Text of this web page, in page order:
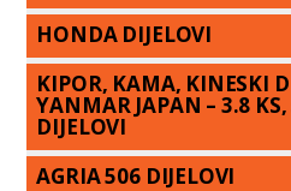
HONDA DIJELOVI
KIPOR, KAMA, KINESKI
YANMAR JAPAN – 3.8 KS,
DIJELOVI
AGRIA 506 DIJELOVI